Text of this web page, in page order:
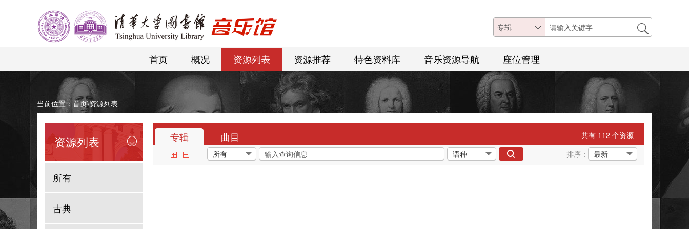
专辑
首页 概况 资源列表 资源推荐 特色资料库 音乐资源导航 座位管理
当前位置： 首页\资源列表
资源列表
所有
古典
共有 112 个资源
专辑 曲目
排序：